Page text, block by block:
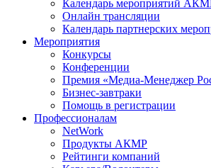
Календарь мероприятий
Онлайн трансляции
Календарь партнерских
Мероприятия
Конкурсы
Конференции
Премия «Медиа-Менеджер
Бизнес-завтраки
Помощь в регистрации
Профессионалам
NetWork
Продукты АКМР
Рейтинги компаний